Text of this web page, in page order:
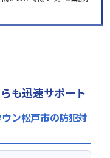
も迅速サポート
ン松戸市の防犯対